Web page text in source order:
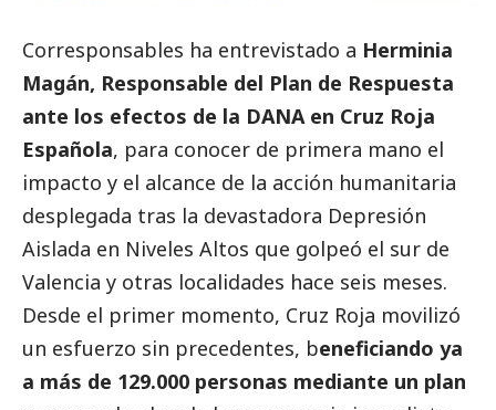
Corresponsables ha entrevistado a Herminia
Magán, Responsable del Plan de Respuesta
ante los efectos de la DANAen Cruz Roja
Española, para conocer de primera mano el
impacto y el alcance de la acción humanitaria
desplegada tras la devastadora Depresión
Aislada en Niveles Altos que golpeó el sur de
Valencia y otras localidades hace seis meses.
Desde el primer momento, Cruz Roja movilizó
un esfuerzo sin precedentes, beneficiando ya
a más de 129.000 personas mediante un plan